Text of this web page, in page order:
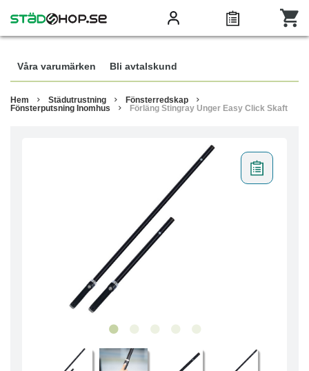
Våra varumärken Bli avtalskund
Hem Städutrustning
Fönsterredskap
Fönsterputsning Inomhus
Förläng Stingray Unger Easy Click Skaft